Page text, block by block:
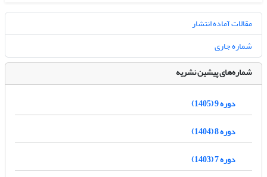
مقالات آماده انتشار
شماره جاری
شماره‌های پیشین نشریه
دوره 9 (1405)
دوره 8 (1404)
دوره 7 (1403)